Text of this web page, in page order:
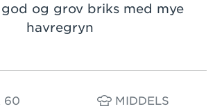
og grov briks med mye
havregryn
60 MIDDELS